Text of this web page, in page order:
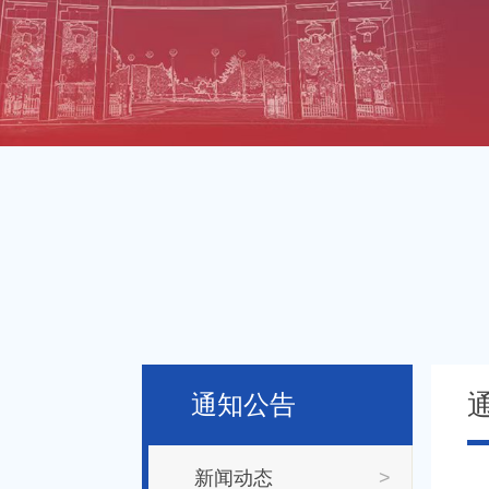
通知公告
新闻动态 >